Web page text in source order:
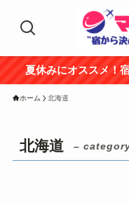
夏休みにオススメ！
ホーム 北海道
北海道 –